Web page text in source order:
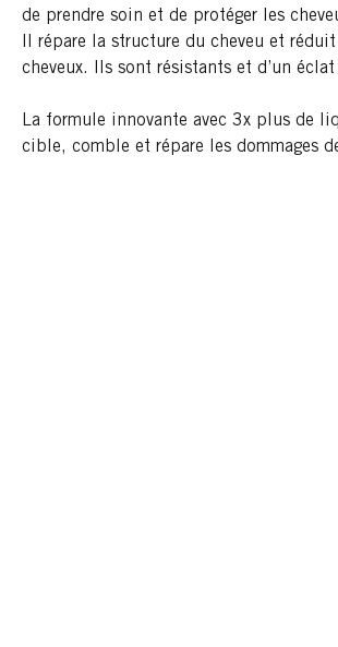
de prendre soin et de protéger les
Il répare la structure du cheveu et
cheveux. Ils sont résistants et d’un
La formule innovante avec 3x plus de
cible, comble et répare les dommages